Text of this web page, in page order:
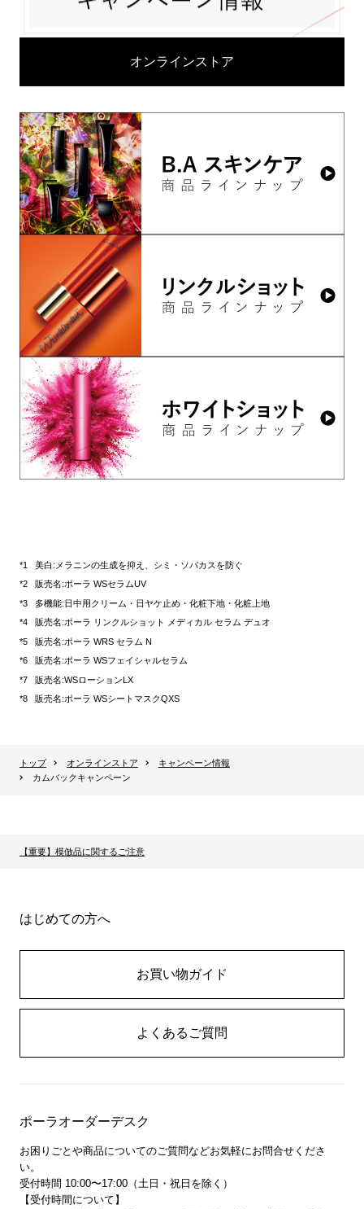
オンラインストア
美白:メラニンの生成を抑え、シミ・ソバカスを防ぐ
販売名:ポーラ WSセラムUV
多機能:日中用クリーム・日ヤケ止め・化粧下地・化粧上地
販売名:ポーラ リンクルショット メディカル セラム デュオ
販売名:ポーラ WRS セラム N
販売名:ポーラ WSフェイシャルセラム
販売名:WSローションLX
販売名:ポーラ WSシートマスクQXS
トップ オンラインストア
キャンペーン情報
カムバックキャンペーン
【重要】模倣品に関するご注意
はじめての方へ
お買い物ガイド
よくあるご質問
ポーラオーダーデスク
お困りごとや商品についてのご質問などお気軽にお問合せくださ
い。
受付時間 10:00〜17:00（土日・祝日を除く）
【受付時間について】